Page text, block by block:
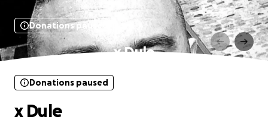
Donations paused
x Dule
Donations paused
x Dule